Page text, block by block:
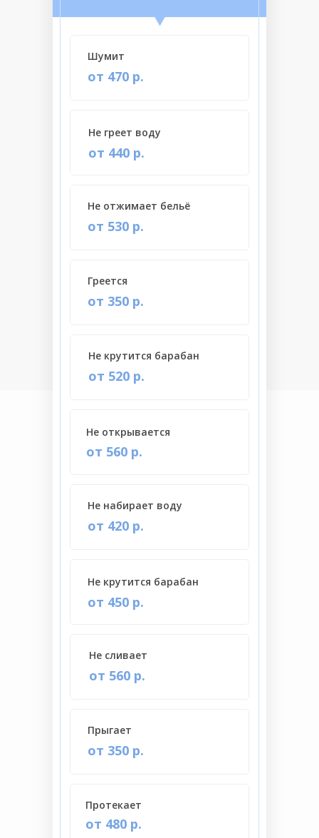
от 470 р.
Шумит
от 420 р.
Не набирает воду
от 520 р.
Не крутится барабан
от 440 р.
Не греет воду
от 450 р.
Не крутится барабан
от 560 р.
Не открывается
от 530 р.
Не отжимает бельё
от 560 р.
Не сливает
от 480 р.
Протекает
от 350 р.
Греется
от 350 р.
Прыгает